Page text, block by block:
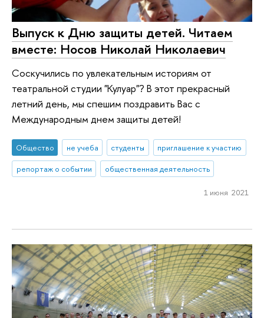
Выпуск к Дню защиты детей. Читаем
вместе: Носов Николай Николаевич
Соскучились по увлекательным историям от
театральной студии "Кулуар"? В этот прекрасный
летний день, мы спешим поздравить Вас с
Международным днем защиты детей!
Общество не учеба студенты
приглашение к участию
репортаж о событии
общественная деятельность
1 июня 2021